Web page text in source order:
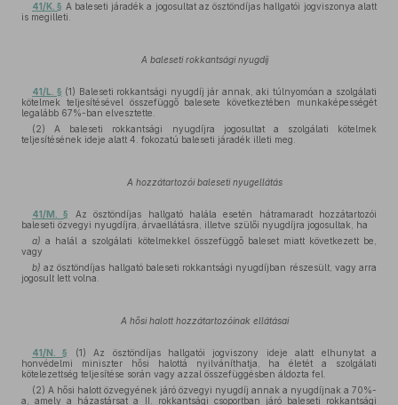
41/K. § A baleseti járadék a jogosultat az ösztöndíjas hallgatói jogviszonya alatt
is megilleti.
A baleseti rokkantsági nyugdíj
41/L. § (1) Baleseti rokkantsági nyugdíj jár annak, aki túlnyomóan a szolgálati
kötelmek teljesítésével összefüggő balesete következtében munkaképességét
legalább 67%-ban elvesztette.
(2) A baleseti rokkantsági nyugdíjra jogosultat a szolgálati kötelmek
teljesítésének ideje alatt 4. fokozatú baleseti járadék illeti meg.
A hozzátartozói baleseti nyugellátás
41/M. §
Az ösztöndíjas hallgató halála esetén hátramaradt hozzátartozói
baleseti özvegyi nyugdíjra, árvaellátásra, illetve szülői nyugdíjra jogosultak, ha
a) a halál a szolgálati kötelmekkel összefüggő baleset miatt következett be,
vagy
b) az ösztöndíjas hallgató baleseti rokkantsági nyugdíjban részesült, vagy arra
jogosult lett volna.
A hősi halott hozzátartozóinak ellátásai
41/N. §
(1) Az ösztöndíjas hallgatói jogviszony ideje alatt elhunytat a
honvédelmi miniszter hősi halottá nyilváníthatja, ha életét a szolgálati
kötelezettség teljesítése során vagy azzal összefüggésben áldozta fel.
(2) A hősi halott özvegyének járó özvegyi nyugdíj annak a nyugdíjnak a 70%-
a, amely a házastársat a II. rokkantsági csoportban járó baleseti rokkantsági